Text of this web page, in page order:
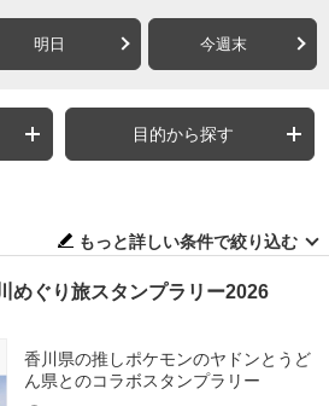
明日 今週末
目的から探す
もっと詳しい条件で絞り込む
めぐり旅スタンプラリー2026
香川県の推しポケモンのヤドンとうど
ん県とのコラボスタンプラリー